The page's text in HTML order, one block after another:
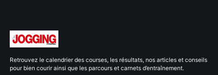
Retrouvez le calendrier des courses, les résultats, nos articles et conseils
pour bien courir ainsi que les parcours et carnets d’entraînement.